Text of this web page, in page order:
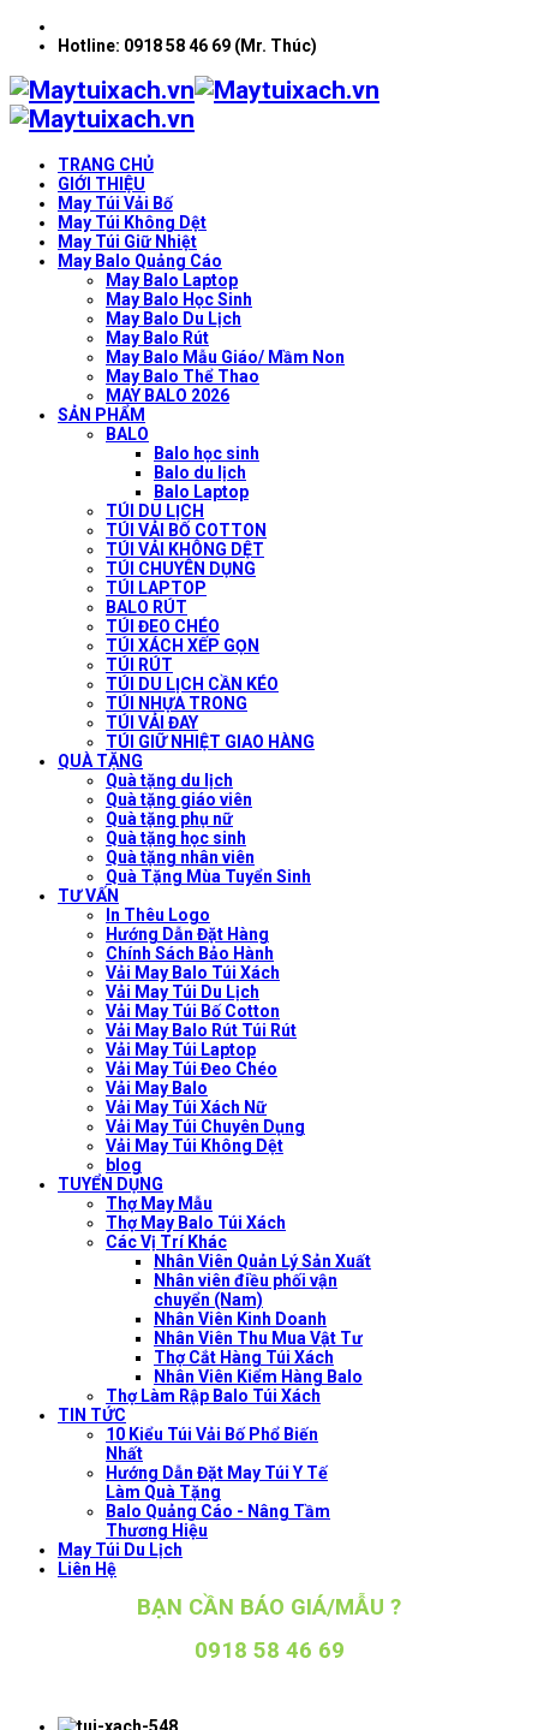
Hotline: 0918 58 46 69 (Mr. Thúc)
TRANG CHỦ
GIỚI THIỆU
May Túi Vải Bố
May Túi Không Dệt
May Túi Giữ Nhiệt
May Balo Quảng Cáo
May Balo Laptop
May Balo Học Sinh
May Balo Du Lịch
May Balo Rút
May Balo Mẫu Giáo/ Mầm Non
May Balo Thể Thao
MAY BALO 2026
SẢN PHẨM
BALO
Balo học sinh
Balo du lịch
Balo Laptop
TÚI DU LỊCH
TÚI VẢI BỐ COTTON
TÚI VẢI KHÔNG DỆT
TÚI CHUYÊN DỤNG
TÚI LAPTOP
BALO RÚT
TÚI ĐEO CHÉO
TÚI XÁCH XẾP GỌN
TÚI RÚT
TÚI DU LỊCH CẦN KÉO
TÚI NHỰA TRONG
TÚI VẢI ĐAY
TÚI GIỮ NHIỆT GIAO HÀNG
QUÀ TẶNG
Quà tặng du lịch
Quà tặng giáo viên
Quà tặng phụ nữ
Quà tặng học sinh
Quà tặng nhân viên
Quà Tặng Mùa Tuyển Sinh
TƯ VẤN
In Thêu Logo
Hướng Dẫn Đặt Hàng
Chính Sách Bảo Hành
Vải May Balo Túi Xách
Vải May Túi Du Lịch
Vải May Túi Bố Cotton
Vải May Balo Rút Túi Rút
Vải May Túi Laptop
Vải May Túi Đeo Chéo
Vải May Balo
Vải May Túi Xách Nữ
Vải May Túi Chuyên Dụng
Vải May Túi Không Dệt
blog
TUYỂN DỤNG
Thợ May Mẫu
Thợ May Balo Túi Xách
Các Vị Trí Khác
Nhân Viên Quản Lý Sản Xuất
Nhân viên điều phối vận
chuyển (Nam)
Nhân Viên Kinh Doanh
Nhân Viên Thu Mua Vật Tư
Thợ Cắt Hàng Túi Xách
Nhân Viên Kiểm Hàng Balo
Thợ Làm Rập Balo Túi Xách
TIN TỨC
10 Kiểu Túi Vải Bố Phổ Biến
Nhất
Hướng Dẫn Đặt May Túi Y Tế
Làm Quà Tặng
Balo Quảng Cáo - Nâng Tầm
Thương Hiệu
May Túi Du Lịch
Liên Hệ
BẠN CẦN BÁO GIÁ/MẪU ?
0918 58 46 69